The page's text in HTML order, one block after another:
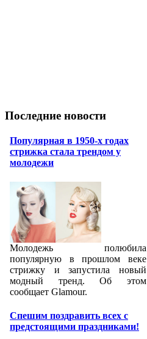
Последние новости
Популярная в 1950-х годах
стрижка стала трендом у
молодежи
Молодежь полюбила
популярную в прошлом веке
стрижку и запустила новый
модный тренд. Об этом
сообщает Glamour.
Спешим поздравить всех с
предстоящими праздниками!